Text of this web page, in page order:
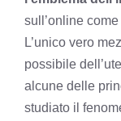
sull’online
L’unico vero
possibile
alcune delle
studiato il